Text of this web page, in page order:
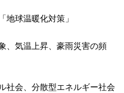
球温暖化対策」
、気温上昇、豪雨災害の頻
社会、分散型エネルギー社会